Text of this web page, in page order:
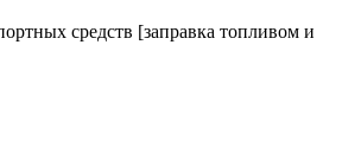
средств [заправка топливом и